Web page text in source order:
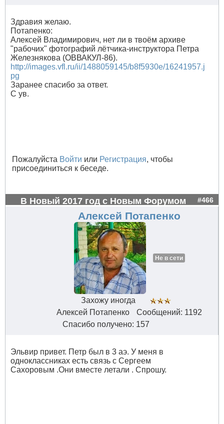
Здравия желаю.
Потапенко:
Алексей Владимирович, нет ли в твоём архиве
"рабочих" фотографий лётчика-инструктора Петра
Железнякова (ОВВАКУЛ-86).
http://images.vfl.ru/ii/1488059145/b8f5930e/16241957.j
pg
Заранее спасибо за ответ.
С ув.
Пожалуйста Войти или Регистрация, чтобы
присоединиться к беседе.
В Новый 2017 год с Новым Форумом #466
Алексей Потапенко
Не в сети
Захожу иногда
Алексей Потапенко
Сообщений: 1192
Спасибо получено: 157
Эльвир привет. Петр был в 3 аэ. У меня в
одноклассниках есть связь с Сергеем
Сахоровым .Они вместе летали . Спрошу.